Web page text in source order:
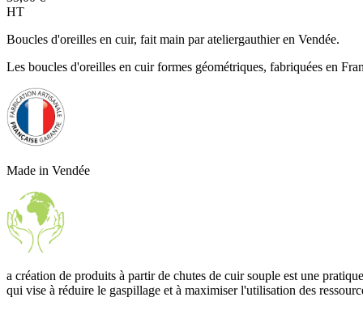
HT
Boucles d'oreilles en cuir, fait main par ateliergauthier en Vendée.
Les boucles d'oreilles en cuir formes géométriques, fabriquées en
Made in Vendée
a création de produits à partir de chutes de cuir souple est une
qui vise à réduire le gaspillage et à maximiser l'utilisation des